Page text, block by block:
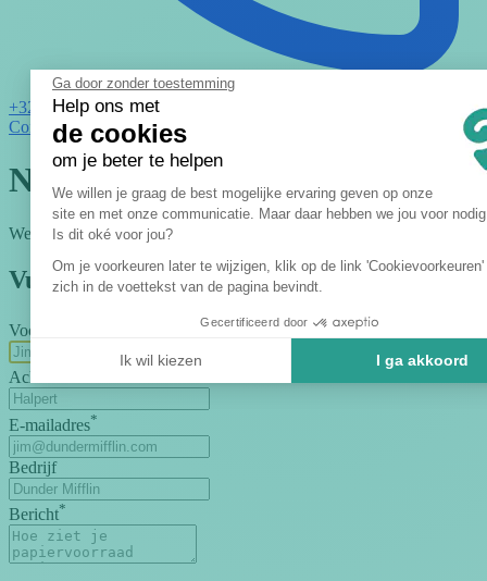
Ga door zonder toestemming
Help ons met
de cookies
om je beter te helpen
Toestemmingsbeheerplatform:
We willen je graag de best mogelijke ervaring geven op onze
site en met onze communicatie. Maar daar hebben we jou voor
Is dit oké voor jou?
Om je voorkeuren later te wijzigen, klik op de link 'Cookievoorkeuren'
zich in de voettekst van de pagina bevindt.
Gecertificeerd door
Ik wil kiezen I ga akkoord
+32 2 621 01 11
Contact Offerte aanvragen
Neem contact met ons op
We bespreken graag hoe we je kunnen helpen.
Vul het formulier in
Voornaam
Achternaam
E-mailadres*
Bedrijf
Bericht*